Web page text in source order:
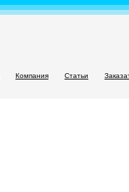
Компания Статьи